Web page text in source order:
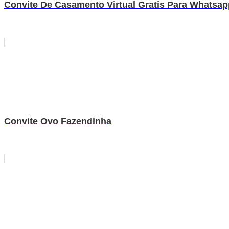
Convite De Casamento Virtual Gratis Para
Convite Ovo Fazendinha